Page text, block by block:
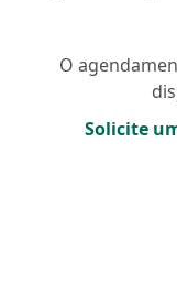
O
Solicite